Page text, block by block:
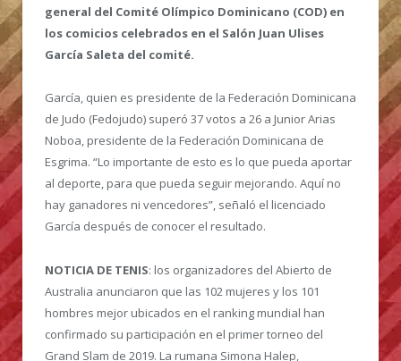
general del Comité Olímpico Dominicano (COD) en
los comicios celebrados en el Salón Juan Ulises
García Saleta del comité.
García, quien es presidente de la Federación Dominicana
de Judo (Fedojudo) superó 37 votos a 26 a Junior Arias
Noboa, presidente de la Federación Dominicana de
Esgrima. “Lo importante de esto es lo que pueda aportar
al deporte, para que pueda seguir mejorando. Aquí no
hay ganadores ni vencedores”, señaló el licenciado
García después de conocer el resultado.
NOTICIA DE TENIS: los organizadores del Abierto de
Australia anunciaron que las 102 mujeres y los 101
hombres mejor ubicados en el ranking mundial han
confirmado su participación en el primer torneo del
Grand Slam de 2019. La rumana Simona Halep,